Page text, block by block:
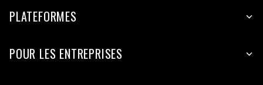
PLATEFORMES
POUR LES ENTREPRISES